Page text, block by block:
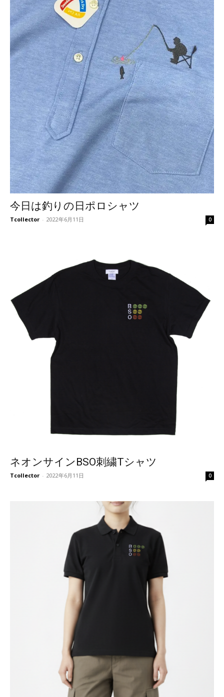
今日は釣りの日ポロシャツ
Tcollector - 2022年6月11日 0
ネオンサインBSO刺繍Tシャツ
Tcollector - 2022年6月11日 0